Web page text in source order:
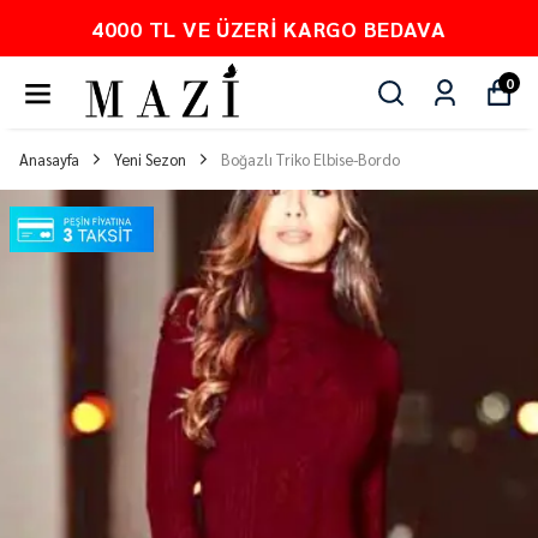
4000 TL VE ÜZERI KARGO BEDAVA
0
Anasayfa Yeni Sezon Boğazlı Triko Elbise-Bordo